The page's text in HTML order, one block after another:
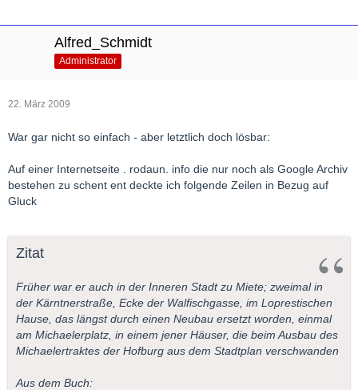
Alfred_Schmidt
Administrator
22. März 2009
War gar nicht so einfach - aber letztlich doch lösbar:
Auf einer Internetseite . rodaun. info die nur noch als Google Archiv
bestehen zu schent ent deckte ich folgende Zeilen in Bezug auf
Gluck
Zitat
Früher war er auch in der Inneren Stadt zu Miete; zweimal in
der Kärntnerstraße, Ecke der Walfischgasse, im Loprestischen
Hause, das längst durch einen Neubau ersetzt worden, einmal
am Michaelerplatz, in einem jener Häuser, die beim Ausbau des
Michaelertraktes der Hofburg aus dem Stadtplan verschwanden
Aus dem Buch: